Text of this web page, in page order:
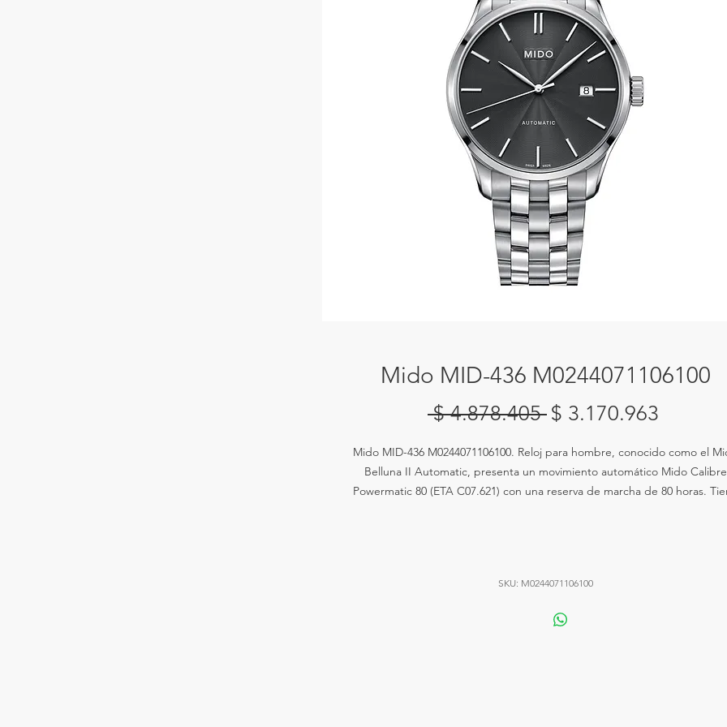
Mido MID-436 M0244071106100
$ 4.878.405 Precio
$ 3.170.963
oferta
Mido MID-436 M0244071106100. Reloj para hombre, conocido como el
Belluna II Automatic, presenta un movimiento automático Mido Calibre
Powermatic 80 (ETA C07.621) con una reserva de marcha de 80 horas.
50 metros.
SKU: M0244071106100